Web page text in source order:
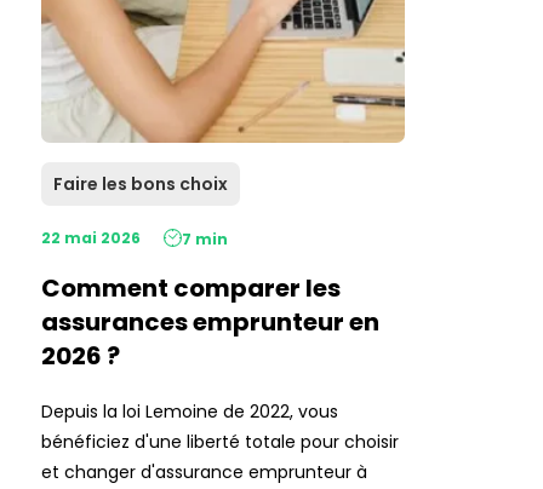
Faire les bons choix
22 mai 2026 7 min
Comment comparer les
assurances emprunteur en
2026 ?
Depuis la loi Lemoine de 2022, vous
bénéficiez d'une liberté totale pour choisir
et changer d'assurance emprunteur à